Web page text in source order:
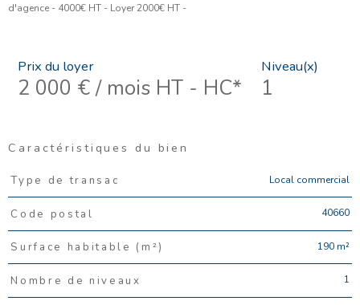
d'agence - 4000€ HT - Loyer 2000€ HT -
Prix du loyer
2 000 € / mois HT - HC*
Niveau(x)
1
Caractéristiques du bien
Caractéristiques Valeurs
Type de transac Local commercial
Code postal 40660
Surface habitable (m²) 190 m²
Nombre de niveaux 1